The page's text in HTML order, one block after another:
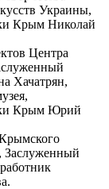
Украины,
Крым Николай
Центра
Хачатрян,
Крым Юрий
Заслуженный